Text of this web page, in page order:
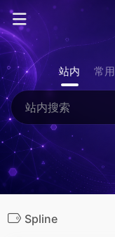
站内 常用
Spline